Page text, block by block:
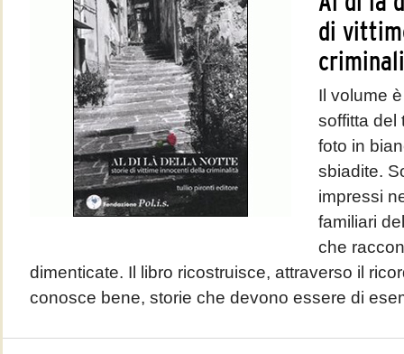
di
Il volume
soffitta del
foto in
sbiadite.
impressi
familiari
che
dimenticate. Il libro ricostruisce, attraverso il
conosce bene, storie che devono essere di